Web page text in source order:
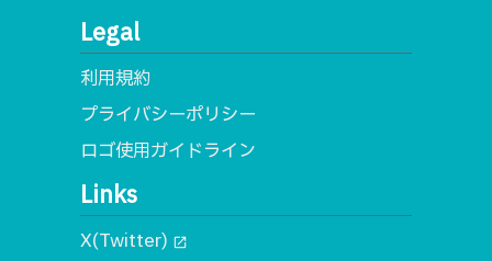
Legal
利用規約
プライバシーポリシー
ロゴ使用ガイドライン
Links
X(Twitter) open_in_new